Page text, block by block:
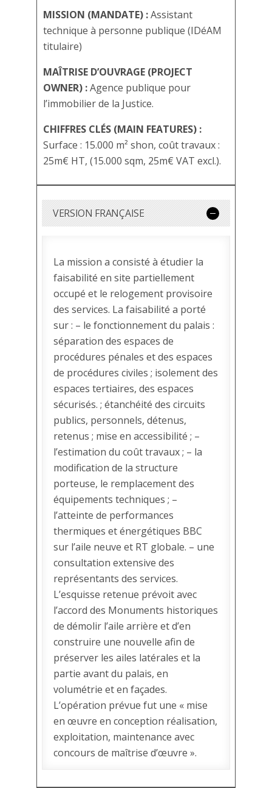
MISSION (MANDATE) :Assistant
technique à personne publique (IDéAM
titulaire)
MAÎTRISE D’OUVRAGE (PROJECT
OWNER) :Agence publique pour
l’immobilier de la Justice.
CHIFFRES CLÉS (MAIN FEATURES) :
Surface : 15.000 m² shon, coût travaux :
25m€ HT, (15.000 sqm, 25m€ VAT excl.).
VERSION FRANÇAISE
La mission a consisté à étudier la
faisabilité en site partiellement
occupé et le relogement provisoire
des services. La faisabilité a porté
sur : – le fonctionnement du palais :
séparation des espaces de
procédures pénales et des espaces
de procédures civiles ; isolement des
espaces tertiaires, des espaces
sécurisés. ; étanchéité des circuits
publics, personnels, détenus,
retenus ; mise en accessibilité ; –
l’estimation du coût travaux ; – la
modification de la structure
porteuse, le remplacement des
équipements techniques ; –
l’atteinte de performances
thermiques et énergétiques BBC
sur l’aile neuve et RT globale. – une
consultation extensive des
représentants des services.
L’esquisse retenue prévoit avec
l’accord des Monuments historiques
de démolir l’aile arrière et d’en
construire une nouvelle afin de
préserver les ailes latérales et la
partie avant du palais, en
volumétrie et en façades.
L’opération prévue fut une « mise
en œuvre en conception réalisation,
exploitation, maintenance avec
concours de maîtrise d’œuvre ».